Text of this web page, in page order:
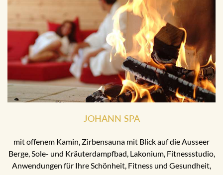
JOHANN SPA
mit offenem Kamin, Zirbensauna mit Blick auf die Ausseer
Berge, Sole- und Kräuterdampfbad, Lakonium, Fitnessstudio,
Anwendungen für Ihre Schönheit, Fitness und Gesundheit,